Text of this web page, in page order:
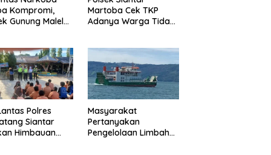
Kompromi,
Gunung Malela
Martoba Cek TKP
Adanya Warga Tidak
Polres
Siantar
Himbauan
Masyarakat
Pertanyakan
Pengelolaan Limbah